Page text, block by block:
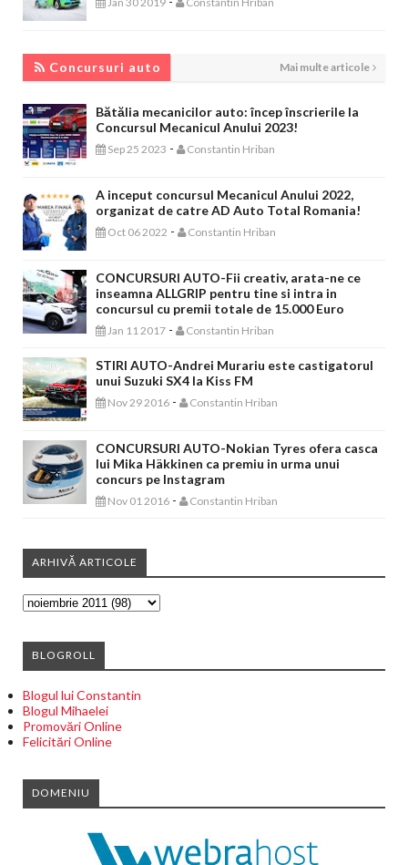
Concursuri auto Mai multe articole
Bătălia mecanicilor auto: încep înscrierile la
Concursul Mecanicul Anului 2023!
Sep 25 2023 - Constantin Hriban
A inceput concursul Mecanicul Anului 2022,
organizat de catre AD Auto Total Romania!
Oct 06 2022 - Constantin Hriban
CONCURSURI AUTO-Fii creativ, arata-ne ce
inseamna ALLGRIP pentru tine si intra in
concursul cu premii totale de 15.000 Euro
Jan 11 2017 - Constantin Hriban
STIRI AUTO-Andrei Murariu este castigatorul
unui Suzuki SX4 la Kiss FM
Nov 29 2016 - Constantin Hriban
CONCURSURI AUTO-Nokian Tyres ofera casca
lui Mika Häkkinen ca premiu in urma unui
concurs pe Instagram
Nov 01 2016 - Constantin Hriban
ARHIVĂ ARTICOLE
BLOGROLL
Blogul lui Constantin
Blogul Mihaelei
Promovări Online
Felicitări Online
DOMENIU